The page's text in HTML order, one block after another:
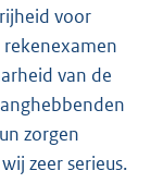
voor
van de
zorgen
zeer serieus.